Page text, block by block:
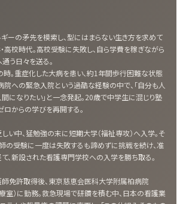
ーの矛先を模索し、型にはまらない生き方を求めて
高校時代。高校受験に失敗し、自ら学費を稼ぎながら
う日々を送る。
。重症化した大病を患い、約1年間歩行困難な状態
院への緊急入院という過酷な経験の中で、「自分も人
になりたい」と一念発起。20歳で中学生に混じり塾
ロからの学びを再開する。
い中、猛勉強の末に短期大学（福祉専攻）へ入学。そ
の受験に一度は失敗するも諦めずに挑戦を続け、准
、新設された看護専門学校への入学を勝ち取る。
免許取得後、東京慈恵会医科大学附属柏病院
室）に勤務。救急現場で研鑽を積む中、日本の看護業